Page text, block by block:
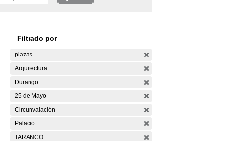
Filtrado por
plazas
Arquitectura
Durango
25 de Mayo
Circunvalación
Palacio
TARANCO